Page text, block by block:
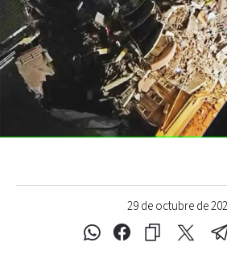
29 de octubre de